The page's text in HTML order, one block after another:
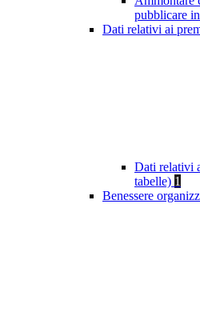
pubblicare
Dati relativi ai
Dati relativi
tabelle) 1
Benessere